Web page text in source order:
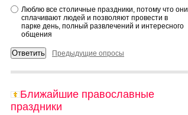
Люблю все столичные праздники, потому что они
сплачивают людей и позволяют провести в
парке день, полный развлечений и интересного
общения
Предыдущие опросы
Ближайшие православные
праздники